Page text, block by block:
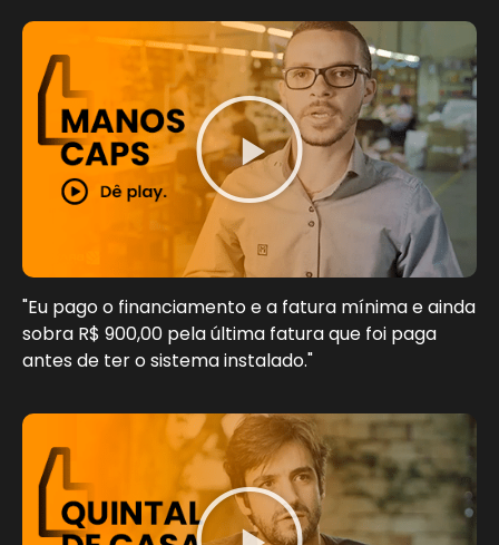
"Eu pago o financiamento e a fatura mínima e ainda
sobra R$ 900,00 pela última fatura que foi paga
antes de ter o sistema instalado."